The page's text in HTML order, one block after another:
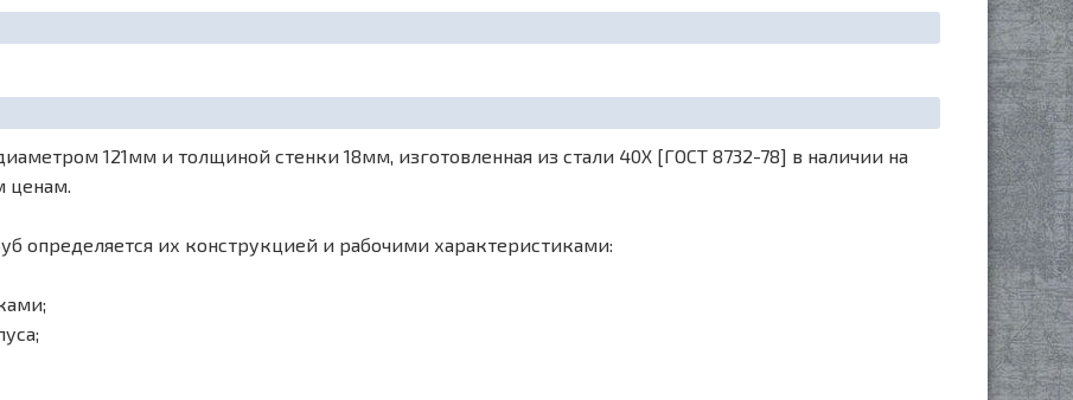
121мм и толщиной стенки 18мм, изготовленная из стали 40Х [ГОСТ 8732-78] в наличии на
ценам.
определяется их конструкцией и рабочими характеристиками: